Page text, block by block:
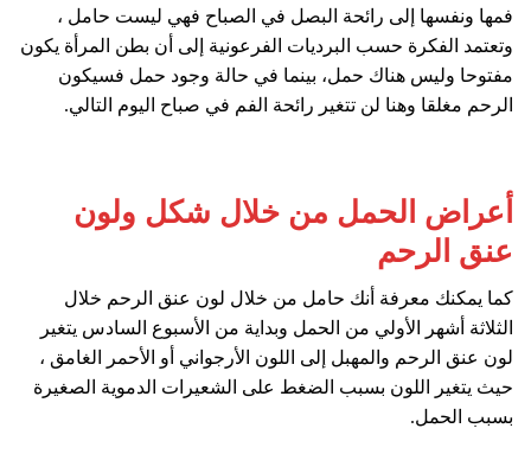
فمها ونفسها إلى رائحة البصل في الصباح فهي ليست حامل ،
وتعتمد الفكرة حسب البرديات الفرعونية إلى أن بطن المرأة يكون
مفتوحا وليس هناك حمل، بينما في حالة وجود حمل فسيكون
الرحم مغلقا وهنا لن تتغير رائحة الفم في صباح اليوم التالي.
أعراض الحمل من خلال شكل ولون
عنق الرحم
كما يمكنك معرفة أنك حامل من خلال لون عنق الرحم خلال
الثلاثة أشهر الأولي من الحمل وبداية من الأسبوع السادس يتغير
لون عنق الرحم والمهبل إلى اللون الأرجواني أو الأحمر الغامق ،
حيث يتغير اللون بسبب الضغط على الشعيرات الدموية الصغيرة
بسبب الحمل.